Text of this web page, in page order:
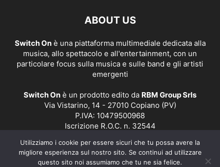
ABOUT US
Switch Onè una piattaforma multimediale dedicata alla
musica, allo spettacolo e all'entertainment, con un
particolare focus sulla musica e sulle band e gli artisti
emergenti
Switch On è un prodotto edito da RBM Group Srls
Via Vistarino, 14 - 27010 Copiano (PV)
P.IVA: 10479500968
Iscrizione R.O.C. n. 32544
Contact us: redazione@switchonmusic.it
Utilizziamo i cookie per essere sicuri che tu possa avere la
migliore esperienza sul nostro sito. Se continui ad utilizzare
questo sito noi assumiamo che tu ne sia felice.